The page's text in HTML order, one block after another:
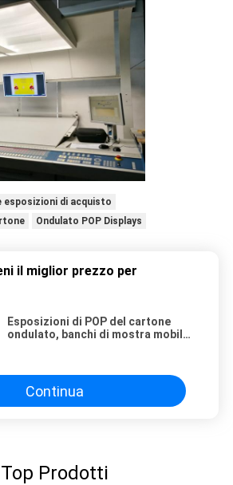
esposizioni di acquisto
Ondulato POP Displays
il miglior prezzo per
Esposizioni di POP del cartone
ondulato, banchi di mostra mobili
Continua
Top Prodotti